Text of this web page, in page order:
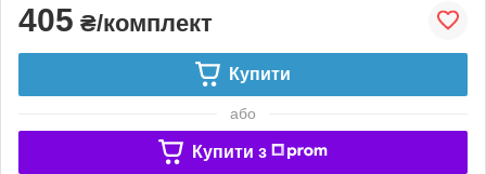
405 ₴/комплект
Купити
або
Купити з